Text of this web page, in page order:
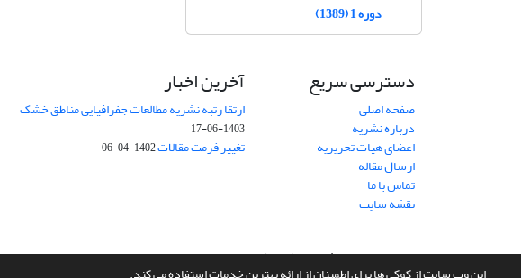
دوره 1 (1389)
دسترسی سریع
صفحه اصلی
درباره نشریه
اعضای هیات تحریریه
ارسال مقاله
تماس با ما
نقشه سایت
آخرین اخبار
ارتقا رتبه نشریه مطالعات جفرافیایی مناطق خشک
1403-06-17
تغییر فرمت مقالات1402-04-06
سامانه مدیریت نشریات علمی.طراحی و پیاده سازی ازسیناوب